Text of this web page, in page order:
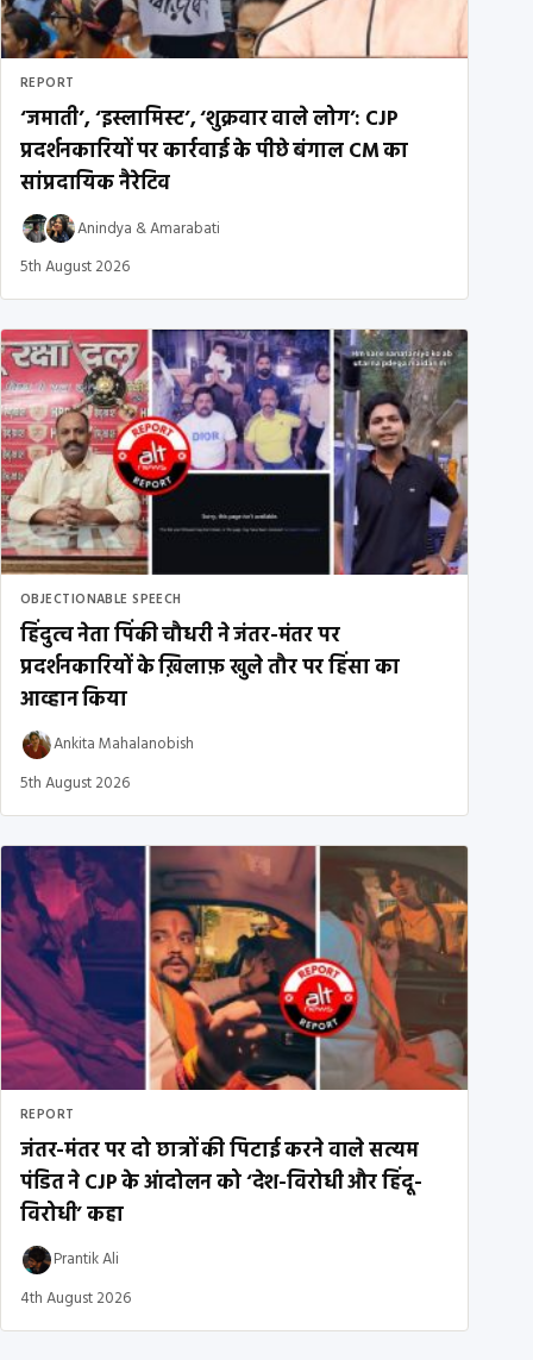
REPORT
‘जमाती’, ‘इस्लामिस्ट’, ‘शुक्रवार वाले लोग’: CJP
प्रदर्शनकारियों पर कार्रवाई के पीछे बंगाल CM का
सांप्रदायिक नैरेटिव
Anindya &Amarabati
5th August 2026
OBJECTIONABLE SPEECH
हिंदुत्व नेता पिंकी चौधरी ने जंतर-मंतर पर
प्रदर्शनकारियों के ख़िलाफ़ खुले तौर पर हिंसा का
आव्हान किया
Ankita Mahalanobish
5th August 2026
REPORT
जंतर-मंतर पर दो छात्रों की पिटाई करने वाले सत्यम
पंडित ने CJP के आंदोलन को ‘देश-विरोधी और हिंदू-
विरोधी’ कहा
Prantik Ali
4th August 2026